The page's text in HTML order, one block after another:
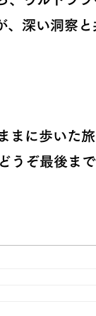
深い洞察と
まに歩いた
ぞ最後まで